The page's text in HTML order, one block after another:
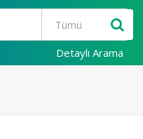
Detaylı Arama